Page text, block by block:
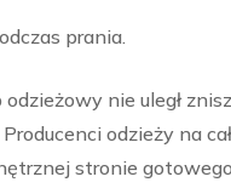
prania.
nie uległ
odzieży na
stronie